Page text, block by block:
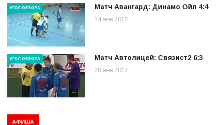
УГОЛ ОБЗОРА Матч Авангард: Динамо Ойл 4:4
14 янв 2017
УГОЛ ОБЗОРА Матч Автолицей: Связист2 6:3
28 янв 2017
АФИША